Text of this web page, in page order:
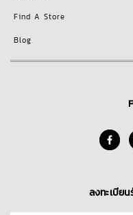
Find A Store
Blog
ลงทะเบีย